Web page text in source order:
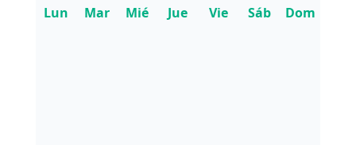
Lun Mar Mié Jue Vie Sáb Dom